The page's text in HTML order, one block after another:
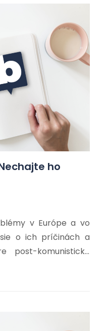
vzťah, vzťah
juanu. Ich vzťah
premenlivý, ale vo
ho
v Európe a vo
o ich príčinách a
post-komunistické
vu. V dobách
socializmu“ sa videli
Dnes […]